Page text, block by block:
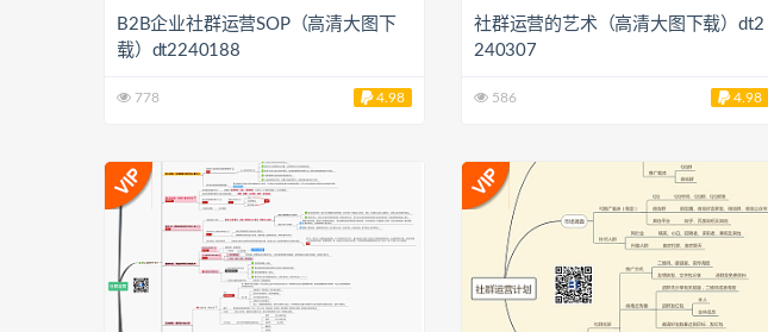
B2B企业社群运营SOP（高清大图下
载）dt2240188
778 4.98
社群运营的艺术（高清大图下载）dt2
240307
586 4.98